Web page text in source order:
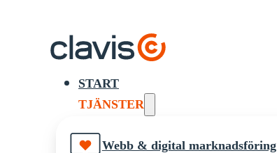
START
TJÄNSTER
Webb & digital marknadsföring